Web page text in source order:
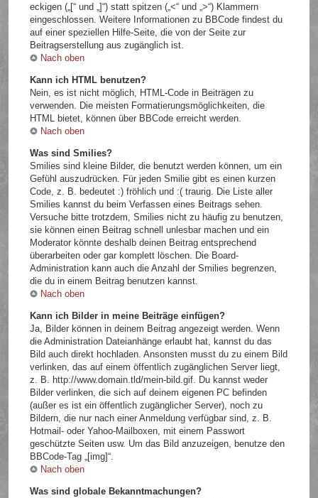
eckigen („[“ und „]“) statt spitzen („<“ und „>“) Klammern
eingeschlossen. Weitere Informationen zu BBCode findest du
auf einer speziellen Hilfe-Seite, die von der Seite zur
Beitragserstellung aus zugänglich ist.
Nach oben
Kann ich HTML benutzen?
Nein, es ist nicht möglich, HTML-Code in Beiträgen zu
verwenden. Die meisten Formatierungsmöglichkeiten, die
HTML bietet, können über BBCode erreicht werden.
Nach oben
Was sind Smilies?
Smilies sind kleine Bilder, die benutzt werden können, um ein
Gefühl auszudrücken. Für jeden Smilie gibt es einen kurzen
Code, z. B. bedeutet :) fröhlich und :( traurig. Die Liste aller
Smilies kannst du beim Verfassen eines Beitrags sehen.
Versuche bitte trotzdem, Smilies nicht zu häufig zu benutzen,
sie können einen Beitrag schnell unlesbar machen und ein
Moderator könnte deshalb deinen Beitrag entsprechend
überarbeiten oder gar komplett löschen. Die Board-
Administration kann auch die Anzahl der Smilies begrenzen,
die du in einem Beitrag benutzen kannst.
Nach oben
Kann ich Bilder in meine Beiträge einfügen?
Ja, Bilder können in deinem Beitrag angezeigt werden. Wenn
die Administration Dateianhänge erlaubt hat, kannst du das
Bild auch direkt hochladen. Ansonsten musst du zu einem Bild
verlinken, das auf einem öffentlich zugänglichen Server liegt,
z. B. http://www.domain.tld/mein-bild.gif. Du kannst weder
Bilder verlinken, die sich auf deinem eigenen PC befinden
(außer es ist ein öffentlich zugänglicher Server), noch zu
Bildern, die nur nach einer Anmeldung verfügbar sind, z. B.
Hotmail- oder Yahoo-Mailboxen, mit einem Passwort
geschützte Seiten usw. Um das Bild anzuzeigen, benutze den
BBCode-Tag „[img]“.
Nach oben
Was sind globale Bekanntmachungen?